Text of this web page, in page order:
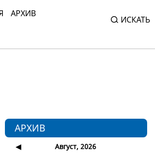
АРХИВ
ИСКАТЬ
АРХИВ
◀
Август, 2026